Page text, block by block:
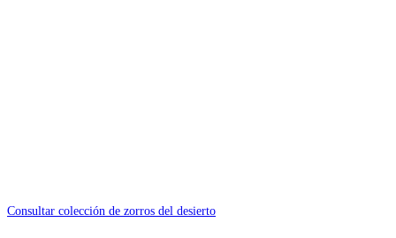
Consultar colección de zorros del desierto